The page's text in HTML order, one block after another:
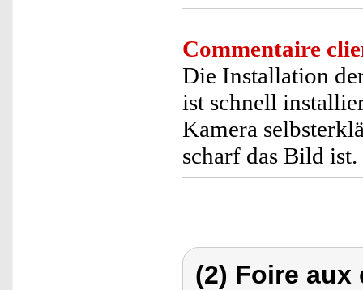
Commentaire
Die Installation
ist schnell
Kamera
scharf das Bild ist.
(2) Foire